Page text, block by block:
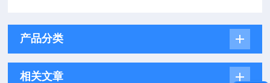
产品分类
相关文章